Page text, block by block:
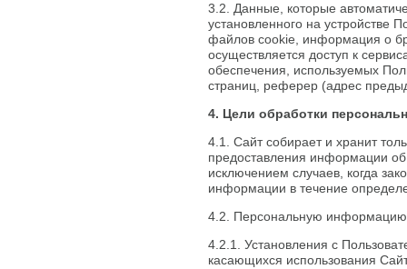
3.2. Данные, которые
установленного на устройстве
файлов cookie, информация о
осуществляется доступ к
обеспечения, используемых
страниц, реферер (адрес
4. Цели обработки
4.1. Сайт собирает и хранит
предоставления информации об
исключением случаев, когда
информации в течение
4.2. Персональную информацию
4.2.1. Установления с
касающихся использования